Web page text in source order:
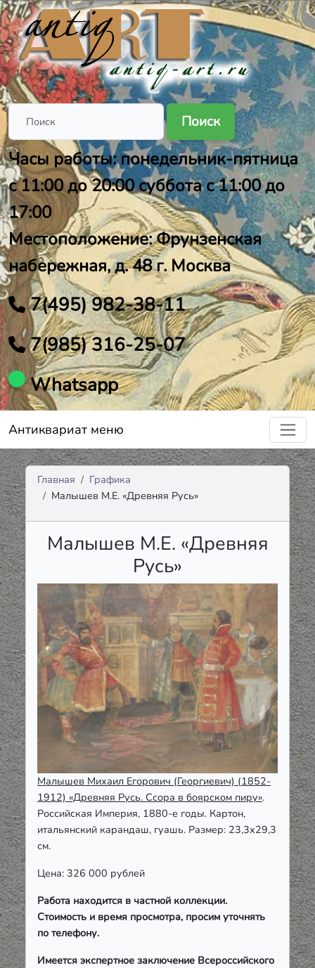
Поиск
Часы работы: понедельник-пятница
с 11:00 до 20:00 суббота с 11:00 до
17:00
Местоположение: Фрунзенская
набережная, д. 48 г. Москва
7(495) 982-38-11
7(985) 316-25-07
Whatsapp
Антиквариат меню
Главная
Графика
Малышев М.Е. «Древняя Русь»
Малышев М.Е. «Древняя
Русь»
Малышев Михаил Егорович (Георгиевич) (1852-
1912) «Древняя Русь. Ссора в боярском пиру».
Российская Империя, 1880-е годы. Картон,
итальянский карандаш, гуашь. Размер: 23,3х29,3
см.
Цена: 326 000 рублей
Работа находится в частной коллекции.
Стоимость и время просмотра, просим уточнять
по телефону.
Имеется экспертное заключение Всероссийского